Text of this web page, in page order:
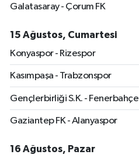
Galatasaray - Çorum FK
15 Ağustos, Cumartesi
Konyaspor - Rizespor
Kasımpaşa - Trabzonspor
Gençlerbirliği S.K. - Fenerbahçe
Gaziantep FK - Alanyaspor
16 Ağustos, Pazar